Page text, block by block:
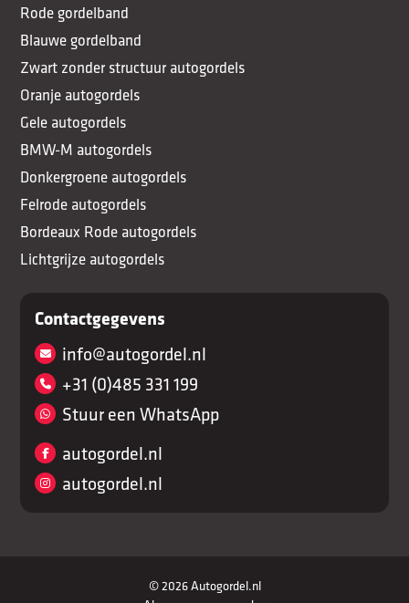
Rode gordelband
Blauwe gordelband
Zwart zonder structuur autogordels
Oranje autogordels
Gele autogordels
BMW-M autogordels
Donkergroene autogordels
Felrode autogordels
Bordeaux Rode autogordels
Lichtgrijze autogordels
Contactgegevens
info@autogordel.nl
+31 (0)485 331 199
Stuur een WhatsApp
autogordel.nl
autogordel.nl
© 2026 Autogordel.nl